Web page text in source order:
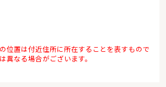
位置は付近住所に所在することを表すもので
異なる場合がございます。